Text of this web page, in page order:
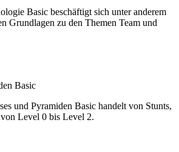
Basic beschäftigt sich unter anderem
Grundlagen zu den Themen Team und
Basic
und Pyramiden Basic handelt von Stunts,
Level 0 bis Level 2.